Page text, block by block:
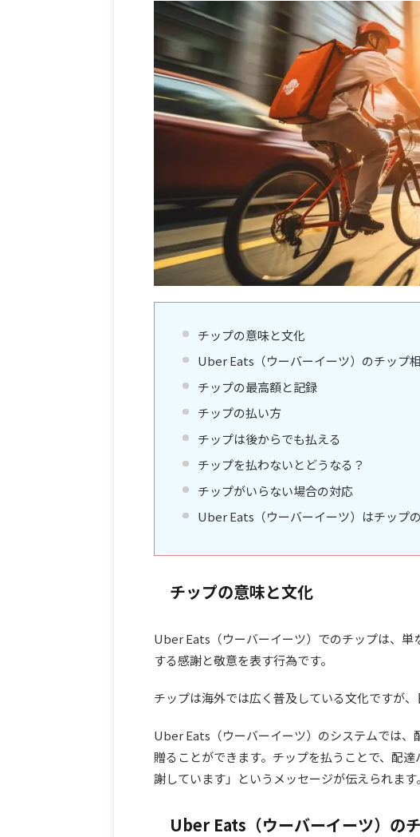
チップの意味と文化
Uber Eats（ウーバーイーツ）のチップ
チップの最高額と記録
チップの払い方
チップは後からでも払える
チップを払わないとどうなる？
チップがいらない場合の対応
Uber Eats（ウーバーイーツ）はチップ
チップの意味と文化
Uber Eats（ウーバーイーツ）でのチップは、
する感謝と敬意を表す行為です。
チップは海外では広く普及している文化ですが
Uber Eats（ウーバーイーツ）のシステムでは
贈ることができます。チップを払うことで、配
謝しています」というメッセージが伝えられます。
Uber Eats（ウーバーイーツ）の